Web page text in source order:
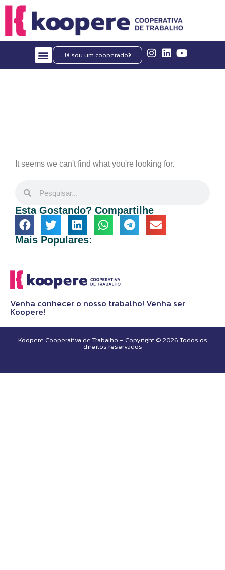
Já sou um cooperado
It seems we can't find what you're looking for.
Esta Gostando? Compartilhe
Mais Populares:
Venha conhecer o nosso trabalho! Venha ser
Koopere!
Koopere Cooperativa de Trabalho – Copyright © 2026 Todos os
direitos reservados